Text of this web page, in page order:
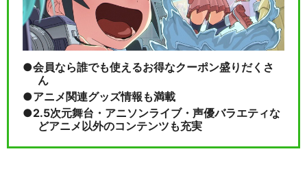
会員なら誰でも使えるお得なクーポン盛りだくさ
ん
アニメ関連グッズ情報も満載
2.5次元舞台・アニソンライブ・声優バラエティな
どアニメ以外のコンテンツも充実